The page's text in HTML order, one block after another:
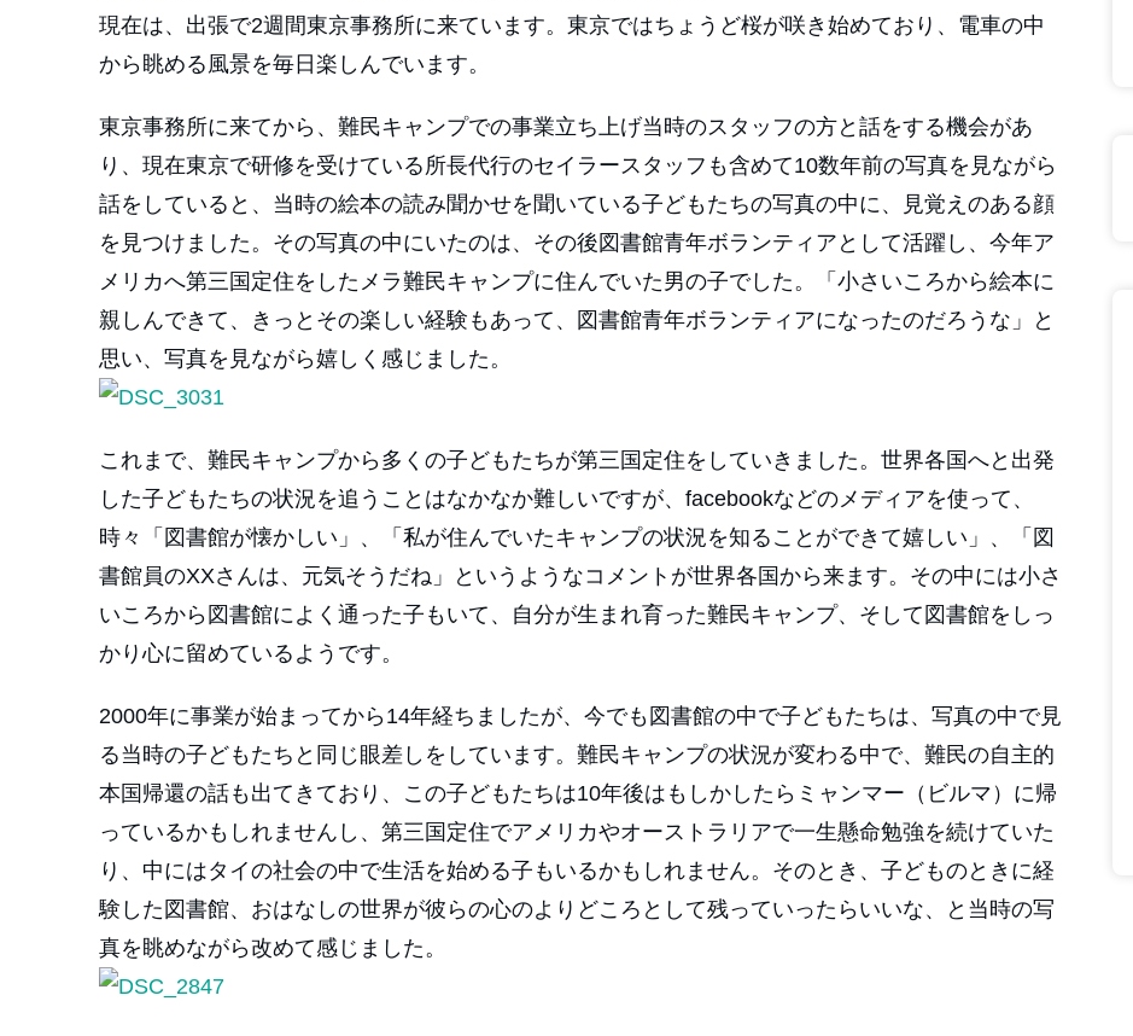
現在は、出張で2週間東京事務所に来ています。東京ではちょうど桜が咲き始めており、電車の中
から眺める風景を毎日楽しんでいます。
東京事務所に来てから、難民キャンプでの事業立ち上げ当時のスタッフの方と話をする機会があ
り、現在東京で研修を受けている所長代行のセイラースタッフも含めて10数年前の写真を見ながら
話をしていると、当時の絵本の読み聞かせを聞いている子どもたちの写真の中に、見覚えのある顔
を見つけました。その写真の中にいたのは、その後図書館青年ボランティアとして活躍し、今年ア
メリカへ第三国定住をしたメラ難民キャンプに住んでいた男の子でした。「小さいころから絵本に
親しんできて、きっとその楽しい経験もあって、図書館青年ボランティアになったのだろうな」と
思い、写真を見ながら嬉しく感じました。
これまで、難民キャンプから多くの子どもたちが第三国定住をしていきました。世界各国へと出発
した子どもたちの状況を追うことはなかなか難しいですが、facebookなどのメディアを使って、
時々「図書館が懐かしい」、「私が住んでいたキャンプの状況を知ることができて嬉しい」、「図
書館員のXXさんは、元気そうだね」というようなコメントが世界各国から来ます。その中には小さ
いころから図書館によく通った子もいて、自分が生まれ育った難民キャンプ、そして図書館をしっ
かり心に留めているようです。
2000年に事業が始まってから14年経ちましたが、今でも図書館の中で子どもたちは、写真の中で見
る当時の子どもたちと同じ眼差しをしています。難民キャンプの状況が変わる中で、難民の自主的
本国帰還の話も出てきており、この子どもたちは10年後はもしかしたらミャンマー（ビルマ）に帰
っているかもしれませんし、第三国定住でアメリカやオーストラリアで一生懸命勉強を続けていた
り、中にはタイの社会の中で生活を始める子もいるかもしれません。そのとき、子どものときに経
験した図書館、おはなしの世界が彼らの心のよりどころとして残っていったらいいな、と当時の写
真を眺めながら改めて感じました。